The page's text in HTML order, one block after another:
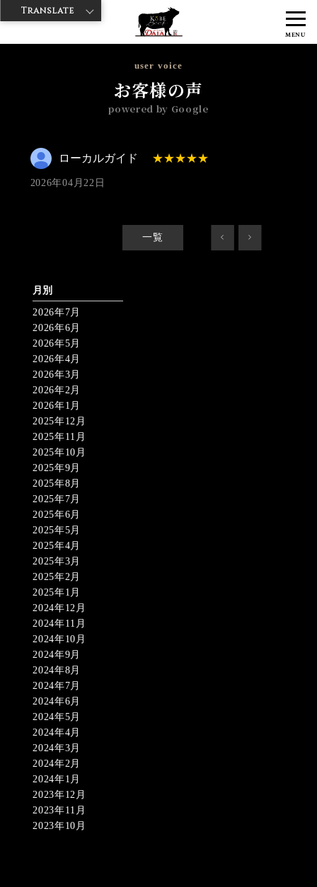
MENU
神戸牛ダイヤ > 神戸牛ダイア 雷門東店
ローカル
ガイド 2026/04/22 No_review
user voice
お客様の声
powered by Google
ローカルガイド
2026年04月22日
一覧 < >
月別
2026年7月
2026年6月
2026年5月
2026年4月
2026年3月
2026年2月
2026年1月
2025年12月
2025年11月
2025年10月
2025年9月
2025年8月
2025年7月
2025年6月
2025年5月
2025年4月
2025年3月
2025年2月
2025年1月
2024年12月
2024年11月
2024年10月
2024年9月
2024年8月
2024年7月
2024年6月
2024年5月
2024年4月
2024年3月
2024年2月
2024年1月
2023年12月
2023年11月
2023年10月
Translate